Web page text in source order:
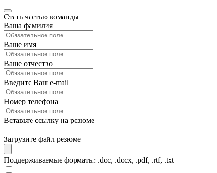
Стать частью команды
Ваша фамилия
Ваше имя
Ваше отчество
Введите Ваш e-mail
Номер телефона
Вставьте ссылку на резюме
Загрузите файл резюме
Поддерживаемые форматы: .doc, .docx, .pdf, .rtf, .txt